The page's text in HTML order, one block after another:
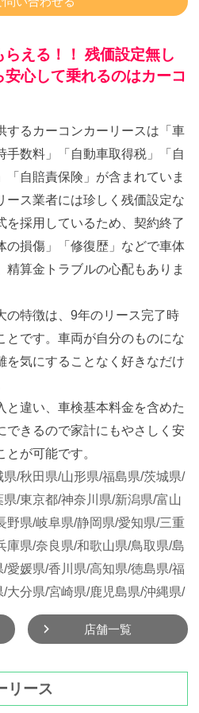
える！！ 残価設定無し
心して乗れるのはカーコ
するカーコンカーリースは「車
手数料」「自動車取得税」「自
自賠責保険」が含まれていま
ース業者には珍しく残価設定な
を採用しているため、契約終了
の損傷」「修復歴」などで車体
算金トラブルの心配もありま
の特徴は、9年のリース完了時
とです。車両が自分のものにな
を気にすることなく好きなだけ
と違い、車検基本料金を含めた
できるので家計にもやさしく安
が可能です。
県/秋田県/山形県/福島県/茨城県/
県/東京都/神奈川県/新潟県/富山
野県/岐阜県/静岡県/愛知県/三重
庫県/奈良県/和歌山県/鳥取県/島
/愛媛県/香川県/高知県/徳島県/福
/大分県/宮崎県/鹿児島県/沖縄県/
店舗一覧
リース